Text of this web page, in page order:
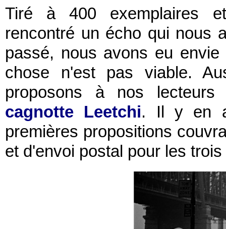
Tiré à 400 exemplaires
rencontré un écho qui nous
passé, nous avons eu
chose n'est pas viable.
proposons à nos
cagnotte Leetchi. Il y en
premières propositions
et d'envoi postal pour les